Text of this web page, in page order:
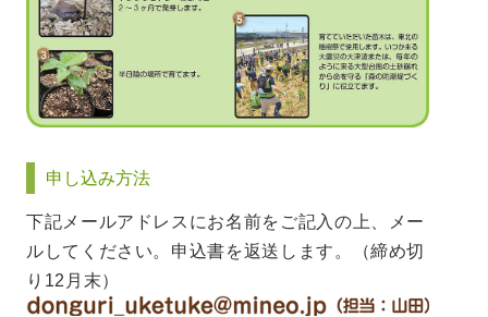
申し込み方法
下記メールアドレスにお名前をご記入の上、メー
ルしてください。申込書を返送します。（締め切
り12月末）